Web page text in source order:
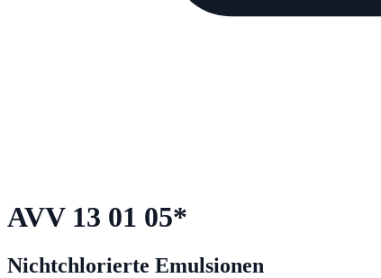
AVV 13 01 05*
Nichtchlorierte Emulsionen